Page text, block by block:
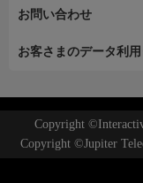
お問い合わせ
お客さまのデータ利
Copyright
Copyright ©Jupiter